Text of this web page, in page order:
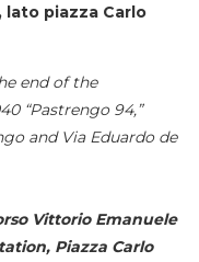
lato piazza Carlo
end of the
“Pastrengo 94,”
and Via Eduardo de
Vittorio Emanuele
Piazza Carlo